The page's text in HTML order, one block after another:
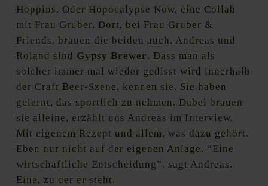
Hoppins. Oder Hopocalypse Now, eine Collab
mit Frau Gruber. Dort, bei Frau Gruber &
Friends, brauen die beiden auch. Andreas und
Roland sind Gypsy Brewer. Dass man als
solcher immer mal wieder gedisst wird innerhalb
der Craft Beer-Szene, kennen sie. Sie haben
gelernt, das sportlich zu nehmen. Dabei brauen
sie alleine, erzählt uns Andreas im Interview.
Mit eigenem Rezept und allem, was dazu gehört.
Eben nur nicht auf der eigenen Anlage. “Eine
wirtschaftliche Entscheidung”, sagt Andreas.
Eine, zu der er steht.